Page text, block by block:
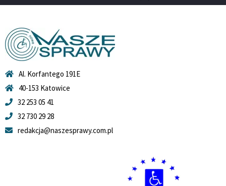
Al. Korfantego 191E
40-153 Katowice
32 253 05 41
32 730 29 28
redakcja@naszesprawy.com.pl